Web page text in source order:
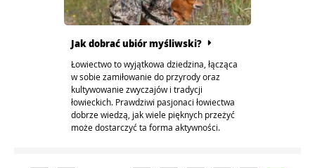
Jak dobrać ubiór myśliwski?
Łowiectwo to wyjątkowa dziedzina, łącząca
w sobie zamiłowanie do przyrody oraz
kultywowanie zwyczajów i tradycji
łowieckich. Prawdziwi pasjonaci łowiectwa
dobrze wiedzą, jak wiele pięknych przeżyć
może dostarczyć ta forma aktywności.